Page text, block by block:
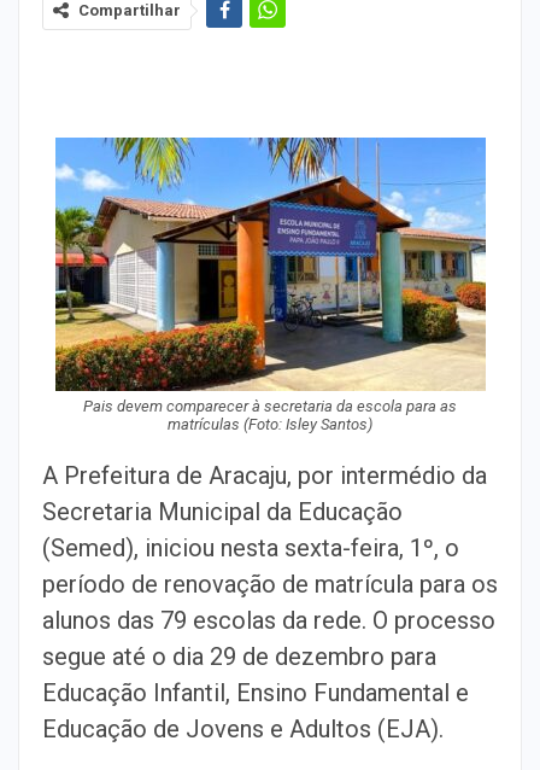
Compartilhar
Pais devem comparecer à secretaria da escola para as
matrículas (Foto: Isley Santos)
A Prefeitura de Aracaju, por intermédio da
Secretaria Municipal da Educação
(Semed), iniciou nesta sexta-feira, 1º, o
período de renovação de matrícula para os
alunos das 79 escolas da rede. O processo
segue até o dia 29 de dezembro para
Educação Infantil, Ensino Fundamental e
Educação de Jovens e Adultos (EJA).